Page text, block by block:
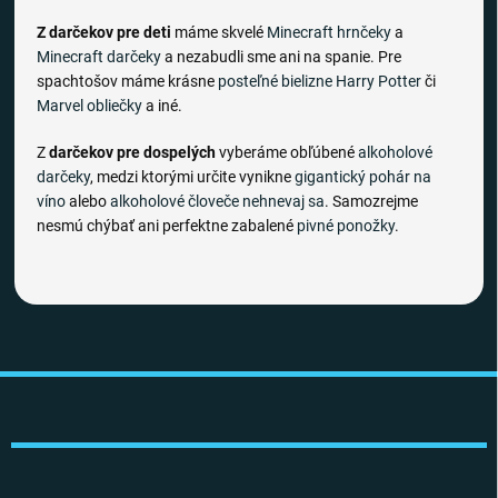
Z darčekov pre deti máme skvelé Minecraft hrnčekya
Minecraft darčekya nezabudli sme ani na spanie. Pre
spachtošov máme krásne posteľné bielizne Harry Potterči
Marvel obliečkya iné.
Zdarčekov pre dospelýchvyberáme obľúbenéalkoholové
darčeky, medzi ktorými určite vyniknegigantický pohár na
vínoaleboalkoholové človeče nehnevaj sa. Samozrejme
nesmú chýbať ani perfektne zabalené pivné ponožky.